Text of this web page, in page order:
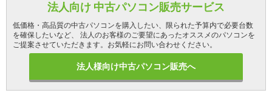
法人向け 中古パソコン販売サービス
低価格・高品質の中古パソコンを購入したい、限られた予算内で必要台数
を確保したいなど、 法人のお客様のご要望にあったオススメのパソコンを
ご提案させていただきます。お気軽にお問い合わせください。
法人様向け中古パソコン販売へ